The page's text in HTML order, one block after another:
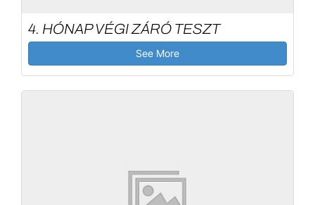
4. HÓNAP VÉGI ZÁRÓ TESZT
See More